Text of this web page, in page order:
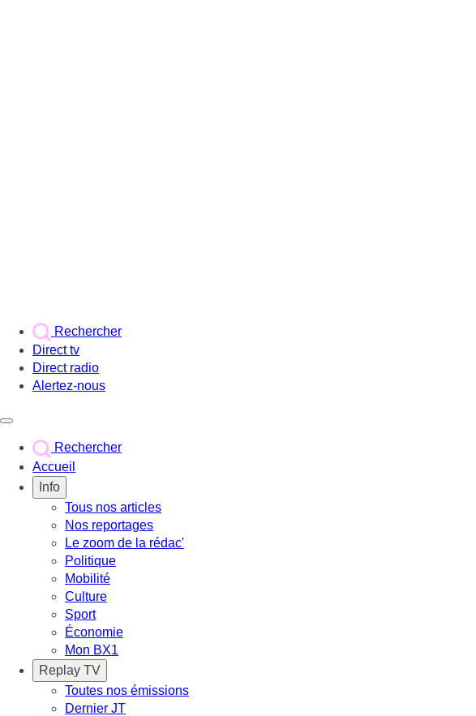
Rechercher
Direct tv
Direct radio
Alertez-nous
Rechercher
Accueil
Info
Tous nos articles
Nos reportages
Le zoom de la rédac'
Politique
Mobilité
Culture
Sport
Économie
Mon BX1
Replay TV
Toutes nos émissions
Dernier JT